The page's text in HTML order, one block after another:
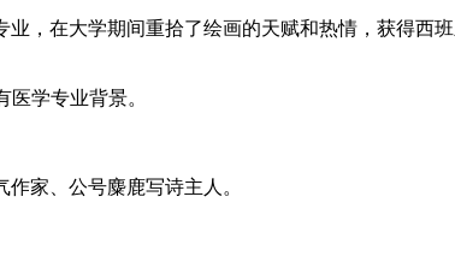
，在大学期间重拾了绘画的天赋和热情，获得西
学专业背景。
家、公号麋鹿写诗主人。